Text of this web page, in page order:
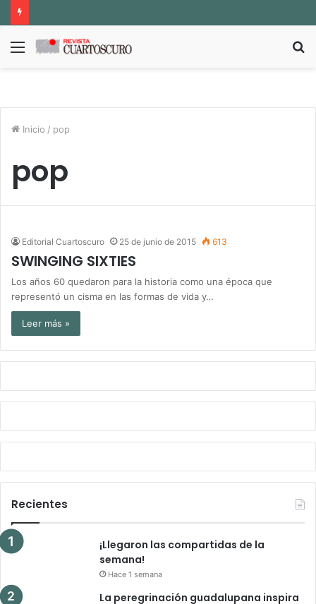
Menú
Inicio / pop
pop
Editorial Cuartoscuro 25 de junio de 2015 613
SWINGING SIXTIES
Los años 60 quedaron para la historia como una época que
representó un cisma en las formas de vida y…
Leer más »
Recientes
¡Llegaron las compartidas de la
semana!
Hace 1 semana
La peregrinación guadalupana inspira